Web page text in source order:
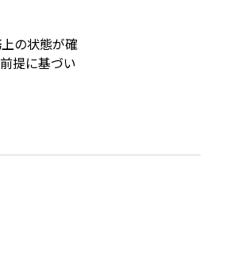
の状態が確
提に基づい